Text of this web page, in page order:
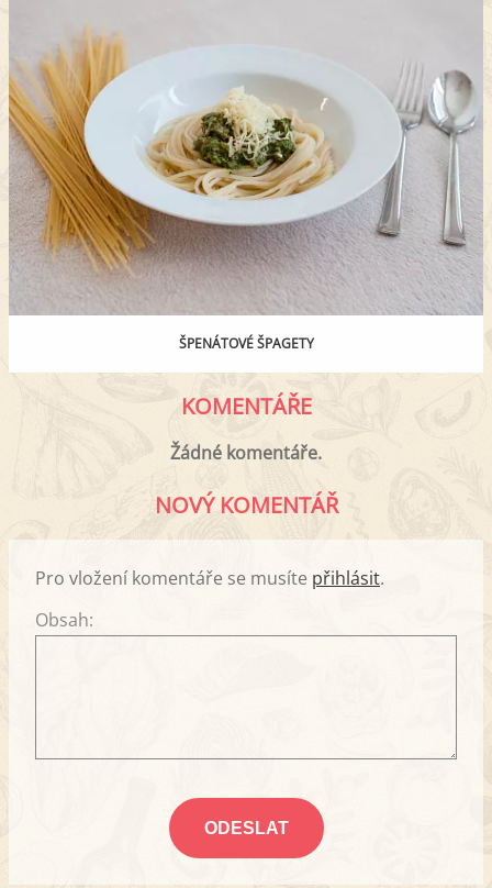
ŠPENÁTOVÉ ŠPAGETY
KOMENTÁŘE
Žádné komentáře.
NOVÝ KOMENTÁŘ
Pro vložení komentáře se musíte přihlásit.
Obsah: